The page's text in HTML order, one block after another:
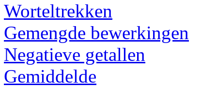
Worteltrekken
Gemengde bewerkingen
Negatieve getallen
Gemiddelde